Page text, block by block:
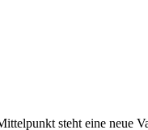
steht eine neue